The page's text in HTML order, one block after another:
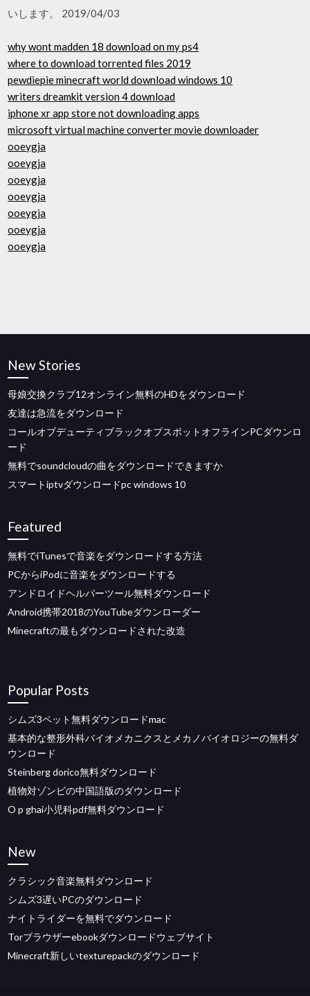
いします。 2019/04/03
why wont madden 18 download on my ps4
where to download torrented files 2019
pewdiepie minecraft world download windows 10
writers dreamkit version 4 download
iphone xr app store not downloading apps
microsoft virtual machine converter movie downloader
ooeygja
ooeygja
ooeygja
ooeygja
ooeygja
ooeygja
ooeygja
New Stories
母娘交換クラブ12オンライン無料のHDをダウンロード
友達は急流をダウンロード
コールオブデューティブラックオプスボットオフラインPCダウンロ
ード
無料でsoundcloudの曲をダウンロードできますか
スマートiptvダウンロードpc windows 10
Featured
無料でiTunesで音楽をダウンロードする方法
PCからiPodに音楽をダウンロードする
アンドロイドヘルパーツール無料ダウンロード
Android携帯2018のYouTubeダウンローダー
Minecraftの最もダウンロードされた改造
Popular Posts
シムズ3ペット無料ダウンロードmac
基本的な整形外科バイオメカニクスとメカノバイオロジーの無料ダ
ウンロード
Steinberg dorico無料ダウンロード
植物対ゾンビの中国語版のダウンロード
O p ghai小児科pdf無料ダウンロード
New
クラシック音楽無料ダウンロード
シムズ3遅いPCのダウンロード
ナイトライダーを無料でダウンロード
Torブラウザーebookダウンロードウェブサイト
Minecraft新しいtexturepackのダウンロード